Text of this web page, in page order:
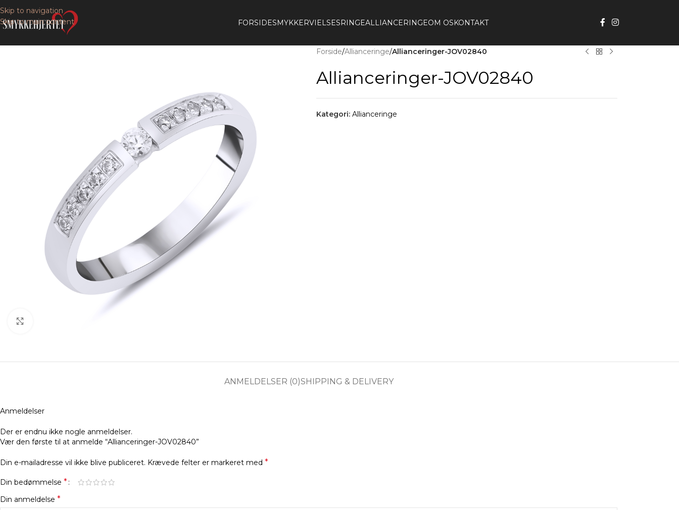
Skip to navigation
Skip to main content
FORSIDESMYKKERVIELSESRINGEALLIANCERINGEOM OSKONTAKT
Forside/Allianceringe/Allianceringer-JOV02840
Allianceringer-JOV02840
Kategori: Allianceringe
ANMELDELSER (0)SHIPPING & DELIVERY
Anmeldelser
Der er endnu ikke nogle anmeldelser.
Vær den første til at anmelde “Allianceringer-JOV02840”
Din e-mailadresse vil ikke blive publiceret. Krævede felter er markeret med *
Din bedømmelse *
Din anmeldelse *